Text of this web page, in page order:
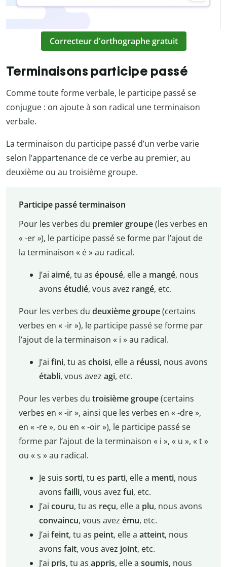
Correcteur d'orthographe gratuit
Terminaisons participe passé
Comme toute forme verbale, le participe passé se
conjugue : on ajoute à son radical une terminaison
verbale.
La terminaison du participe passé d’un verbe varie
selon l’appartenance de ce verbe au premier, au
deuxième ou au troisième groupe.
Participe passé terminaison
Pour les verbes du premier groupe(les verbes en
« -er»), le participe passé se forme par l’ajout de
la terminaison « é » au radical.
J’ai aimé, tu as épousé, elle a mangé, nous
avons étudié, vous avez rangé, etc.
Pour les verbes du deuxième groupe(certains
verbes en « -ir »), le participe passé se forme par
l’ajout de la terminaison « i » au radical.
J’ai fini, tu as choisi, elle a réussi, nous avons
établi, vous avez agi, etc.
Pour les verbes du troisième groupe(certains
verbes en « -ir », ainsi que les verbes en « -dre »,
en « -re », ou en « -oir »), le participe passé se
forme par l’ajout de la terminaison « i », « u », « t »
ou « s » au radical.
Je suis sorti, tu es parti, elle a menti, nous
avons failli, vous avez fui, etc.
J’ai couru, tu as reçu, elle a plu, nous avons
convaincu, vous avez ému, etc.
J’ai feint, tu as peint, elle a atteint, nous
avons fait, vous avez joint, etc.
J’ai pris, tu as appris, elle a soumis, nous